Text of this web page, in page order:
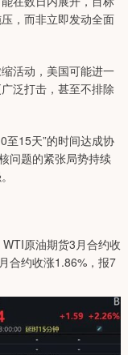
，而非立即发动全面
活动，美国可能进一
泛打击，甚至不排除
15天”的时间达成协
问题的紧张局势持续
原油期货3月合约收
合约收涨1.86%，报7